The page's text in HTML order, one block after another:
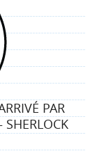
4
d
e
s
i
PAR